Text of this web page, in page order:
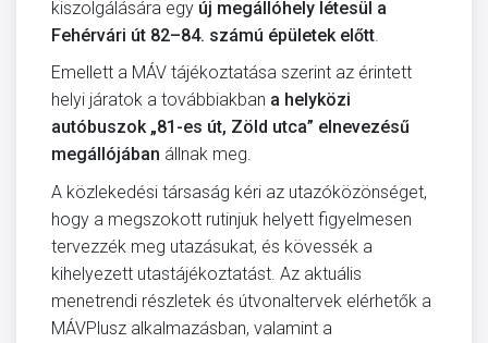
kiszolgálására egy új megállóhely létesül a
Fehérvári út 82–84. számú épületek előtt
Emellett a MÁV tájékoztatása szerint az érintett
helyi járatok a továbbiakban a helyközi
autóbuszok „81-es út, Zöld utca” elnevezésű
megállójában állnak meg.
A közlekedési társaság kéri az utazóközönséget,
hogy a megszokott rutinjuk helyett figyelmesen
tervezzék meg utazásukat, és kövessék a
kihelyezett utastájékoztatást. Az aktuális
menetrendi részletek és útvonaltervek elérhetők a
MÁVPlusz alkalmazásban, valamint a